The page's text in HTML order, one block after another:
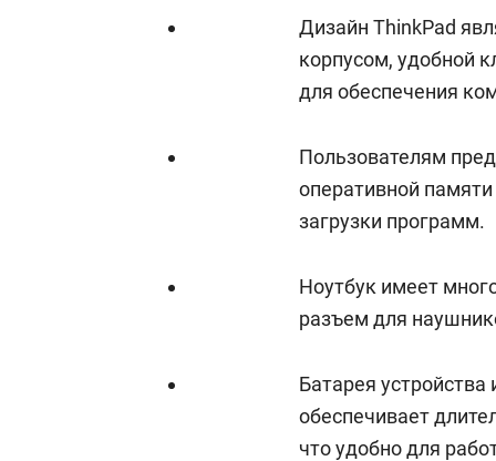
Дизайн ThinkPad
корпусом, удобной
для обеспечения
Пользователям
оперативной
загрузки программ.
Ноутбук имеет
разъем для
Батарея
обеспечивает
что удобно для